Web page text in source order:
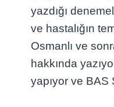
yazdığı
ve hastalığın
Osmanlı ve
hakkında
yapıyor ve BAS